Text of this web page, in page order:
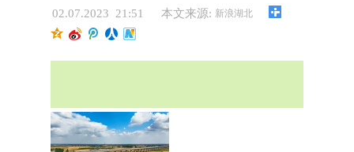
02.07.2023 21:51 本文来源: 新浪湖北